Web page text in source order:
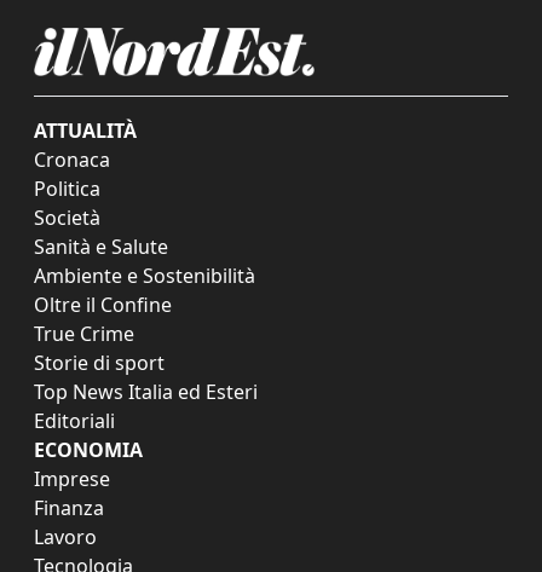
ATTUALITÀ
Cronaca
Politica
Società
Sanità e Salute
Ambiente e Sostenibilità
Oltre il Confine
True Crime
Storie di sport
Top News Italia ed Esteri
Editoriali
ECONOMIA
Imprese
Finanza
Lavoro
Tecnologia